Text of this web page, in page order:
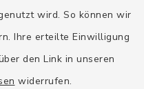
wird. So können wir
Ihre erteilte Einwilligung
den Link in unseren
widerrufen.